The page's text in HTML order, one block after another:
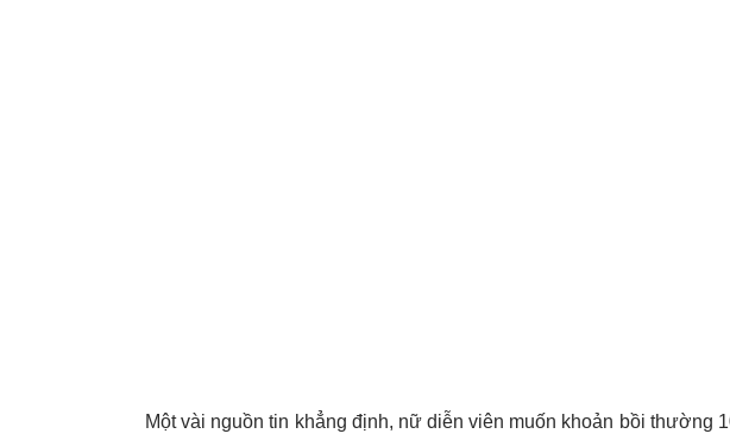
Một vài nguồn tin khẳng định, nữ diễn viên muốn khoản bồi thường